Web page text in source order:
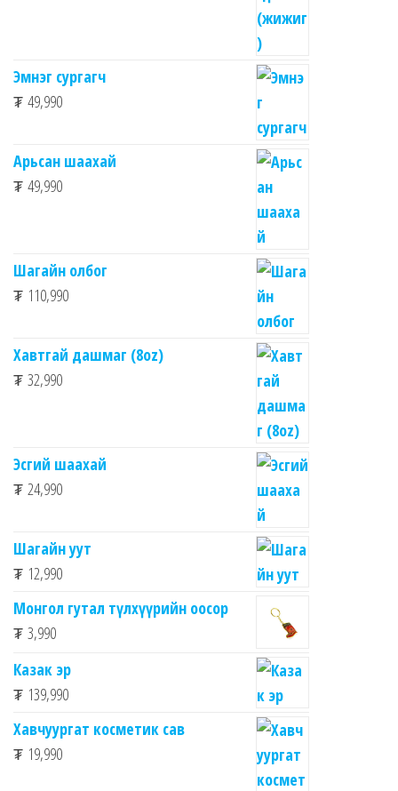
Эмнэг сургагч
₮ 49,990
Арьсан шаахай
₮ 49,990
Шагайн олбог
₮ 110,990
Хавтгай дашмаг (8oz)
₮ 32,990
Эсгий шаахай
₮ 24,990
Шагайн уут
₮ 12,990
Монгол гутал түлхүүрийн оосор
₮ 3,990
Казак эр
₮ 139,990
Хавчуургат косметик сав
₮ 19,990